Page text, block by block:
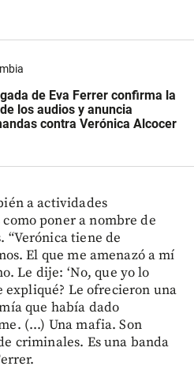
de Eva Ferrer confirma la
los audios y anuncia
contra Verónica Alcocer
a actividades
poner a nombre de
“Verónica tiene de
El que me amenazó a mí
Le dije: ‘No, que yo lo
expliqué? Le ofrecieron una
que había dado
(...) Una mafia. Son
criminales. Es una banda